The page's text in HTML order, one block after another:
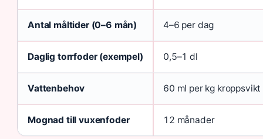
Antal måltider (0–6 mån) 4–6 per dag
Daglig torrfoder (exempel) 0,5–1 dl
Vattenbehov 60 ml per kg kroppsvikt
Mognad till vuxenfoder 12 månader